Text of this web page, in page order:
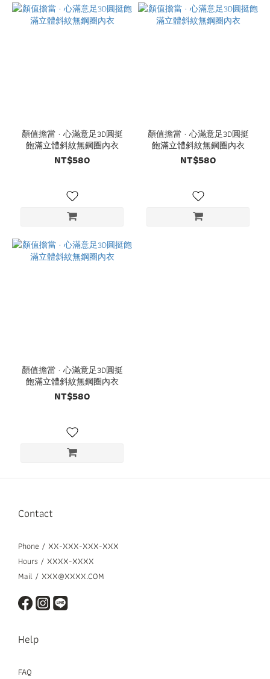
顏值擔當 · 心滿意足3D圓挺
飽滿立體斜紋無鋼圈內衣
NT$580
顏值擔當 · 心滿意足3D圓挺
飽滿立體斜紋無鋼圈內衣
NT$580
顏值擔當 · 心滿意足3D圓挺
飽滿立體斜紋無鋼圈內衣
NT$580
Contact
Phone / XX-XXX-XXX-XXX
Hours / XXXX-XXXX
Mail / XXX@XXXX.COM
Help
FAQ